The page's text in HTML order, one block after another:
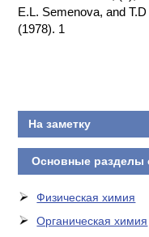
КОНТАКТЫ
E.L. Semenova, and
(1978). 1
На заметку
Основные разделы
Физическая химия
Органическая химия